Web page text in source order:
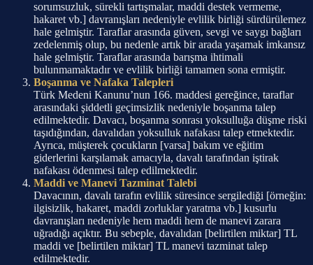
sorumsuzluk, sürekli tartışmalar, maddi destek vermeme,
hakaret vb.] davranışları nedeniyle evlilik birliği sürdürülemez
hale gelmiştir. Taraflar arasında güven, sevgi ve saygı bağları
zedelenmiş olup, bu nedenle artık bir arada yaşamak imkansız
hale gelmiştir. Taraflar arasında barışma ihtimali
bulunmamaktadır ve evlilik birliği tamamen sona ermiştir.
Boşanma ve Nafaka Talepleri
Türk Medeni Kanunu’nun 166. maddesi gereğince, taraflar
arasındaki şiddetli geçimsizlik nedeniyle boşanma talep
edilmektedir. Davacı, boşanma sonrası yoksulluğa düşme riski
taşıdığından, davalıdan yoksulluk nafakası talep etmektedir.
Ayrıca, müşterek çocukların [varsa] bakım ve eğitim
giderlerini karşılamak amacıyla, davalı tarafından iştirak
nafakası ödenmesi talep edilmektedir.
Maddi ve Manevi Tazminat Talebi
Davacının, davalı tarafın evlilik süresince sergilediği [örneğin:
ilgisizlik, hakaret, maddi zorluklar yaratma vb.] kusurlu
davranışları nedeniyle hem maddi hem de manevi zarara
uğradığı açıktır. Bu sebeple, davalıdan [belirtilen miktar] TL
maddi ve [belirtilen miktar] TL manevi tazminat talep
edilmektedir.